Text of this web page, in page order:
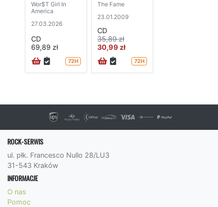
Wor$T Girl In
America
27.03.2026
CD
69,89 zł
72H
The Fame
23.01.2009
CD
35,89 zł
30,99 zł
72H
ROCK-SERWIS
ul. płk. Francesco Nullo 28/LU3
31-543 Kraków
INFORMACJE
O nas
Pomoc